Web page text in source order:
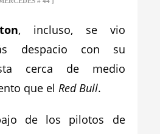
, incluso, se vio
despacio con su
cerca de medio
que elRed Bull.
de los pilotos de